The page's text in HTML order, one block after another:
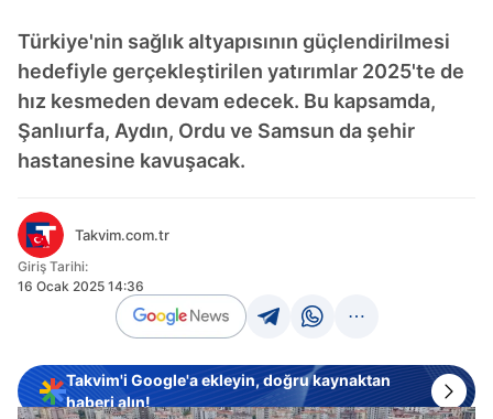
Türkiye'nin sağlık altyapısının güçlendirilmesi
hedefiyle gerçekleştirilen yatırımlar 2025'te de
hız kesmeden devam edecek. Bu kapsamda,
Şanlıurfa, Aydın, Ordu ve Samsun da şehir
hastanesine kavuşacak.
Takvim.com.tr
Giriş Tarihi:
16 Ocak 2025 14:36
Takvim'i Google'a ekleyin, doğru kaynaktan
haberi alın!